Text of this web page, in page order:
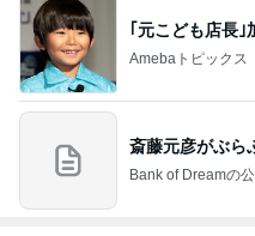
｢元こども店長
Amebaトピックス
斎藤元彦がぶら
Bank of Dreamの